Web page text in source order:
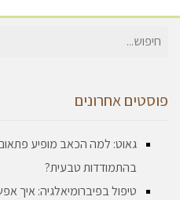
חיפוש
פוסטים אחרונים
גאוט: למה הכאב מופיע פתאום
בהתמודדות טבעית?
טיפול בפיברומיאלגיה: איך